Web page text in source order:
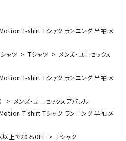
T-shirt Tシャツ ランニング 半袖 メ
ャツ Tシャツ
メンズ・ユニセックス
T-shirt Tシャツ ランニング 半袖 メ
メンズ・ユニセックスアパレル
T-shirt Tシャツ ランニング 半袖 メ
上で20％OFF
Tシャツ